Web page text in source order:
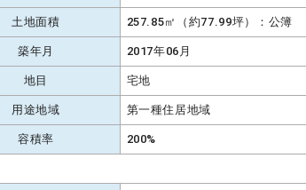
土地面積 257.85㎡（約77.99坪）：公簿
築年月 2017年06月
地目 宅地
用途地域 第一種住居地域
容積率 200%